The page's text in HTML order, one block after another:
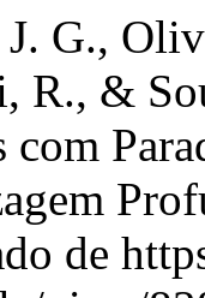
J. G.,
R., &
de